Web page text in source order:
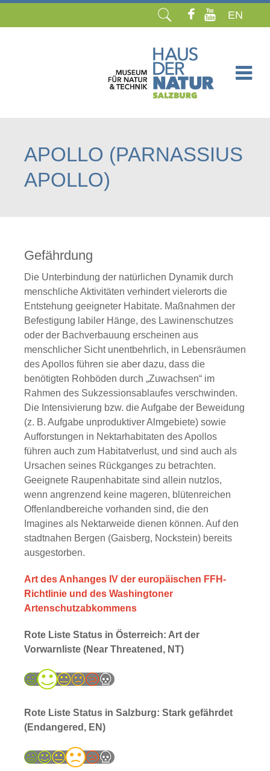
EN
APOLLO (PARNASSIUS
APOLLO)
Gefährdung
Die Unterbindung der natürlichen Dynamik durch
menschliche Aktivitäten verhindert vielerorts die
Entstehung geeigneter Habitate. Maßnahmen der
Befestigung labiler Hänge, des Lawinenschutzes
oder der Bachverbauung erscheinen aus
menschlicher Sicht unentbehrlich, in Lebensräumen
des Apollos führen sie aber dazu, dass die
benötigten Rohböden durch „Zuwachsen“ im
Rahmen des Sukzessionsablaufes verschwinden.
Die Intensivierung bzw. die Aufgabe der Beweidung
(z. B. Aufgabe unproduktiver Almgebiete) sowie
Aufforstungen in Nektarhabitaten des Apollos
führen auch zum Habitatverlust, und sind auch als
Ursachen seines Rückganges zu betrachten.
Geeignete Raupenhabitate sind allein nutzlos,
wenn angrenzend keine mageren, blütenreichen
Offenlandbereiche vorhanden sind, die den
Imagines als Nektarweide dienen können. Auf den
stadtnahen Bergen (Gaisberg, Nockstein) bereits
ausgestorben.
Art des Anhanges IV der europäischen FFH-
Richtlinie und des Washingtoner
Artenschutzabkommens
Rote Liste Status in Österreich: Art der
Vorwarnliste (Near Threatened, NT)
Rote Liste Status in Salzburg: Stark gefährdet
(Endangered, EN)